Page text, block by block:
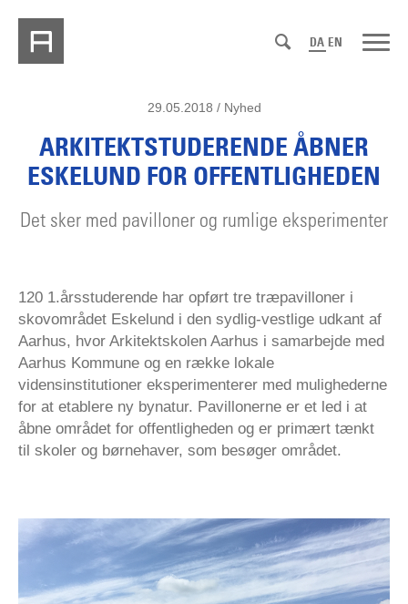
DA EN
29.05.2018 / Nyhed
ARKITEKTSTUDERENDE ÅBNER
ESKELUND FOR OFFENTLIGHEDEN
Det sker med pavilloner og rumlige eksperimenter
120 1.årsstuderende har opført tre træpavilloner i
skovområdet Eskelund i den sydlig-vestlige udkant af
Aarhus, hvor Arkitektskolen Aarhus i samarbejde med
Aarhus Kommune og en række lokale
vidensinstitutioner eksperimenterer med mulighederne
for at etablere ny bynatur. Pavillonerne er et led i at
åbne området for offentligheden og er primært tænkt
til skoler og børnehaver, som besøger området.